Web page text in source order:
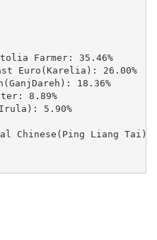
Farmer: 35.46%
Euro(Karelia): 26.00%
18.36%
8.89%
5.90%
Chinese(Ping Liang Tai):